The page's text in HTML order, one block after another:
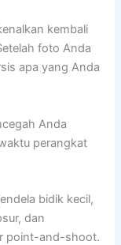
kembali
foto Anda
apa yang Anda
Anda
perangkat
bidik kecil,
dan
point-and-shoot.